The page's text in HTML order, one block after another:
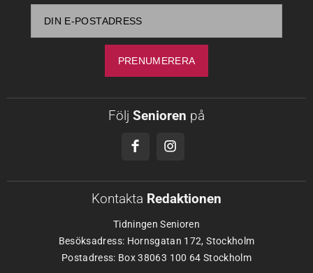
Följ Senioren på
Kontakta Redaktionen
Tidningen Senioren
Besöksadress: Hornsgatan 172, Stockholm
Postadress: Box 38063 100 64 Stockholm